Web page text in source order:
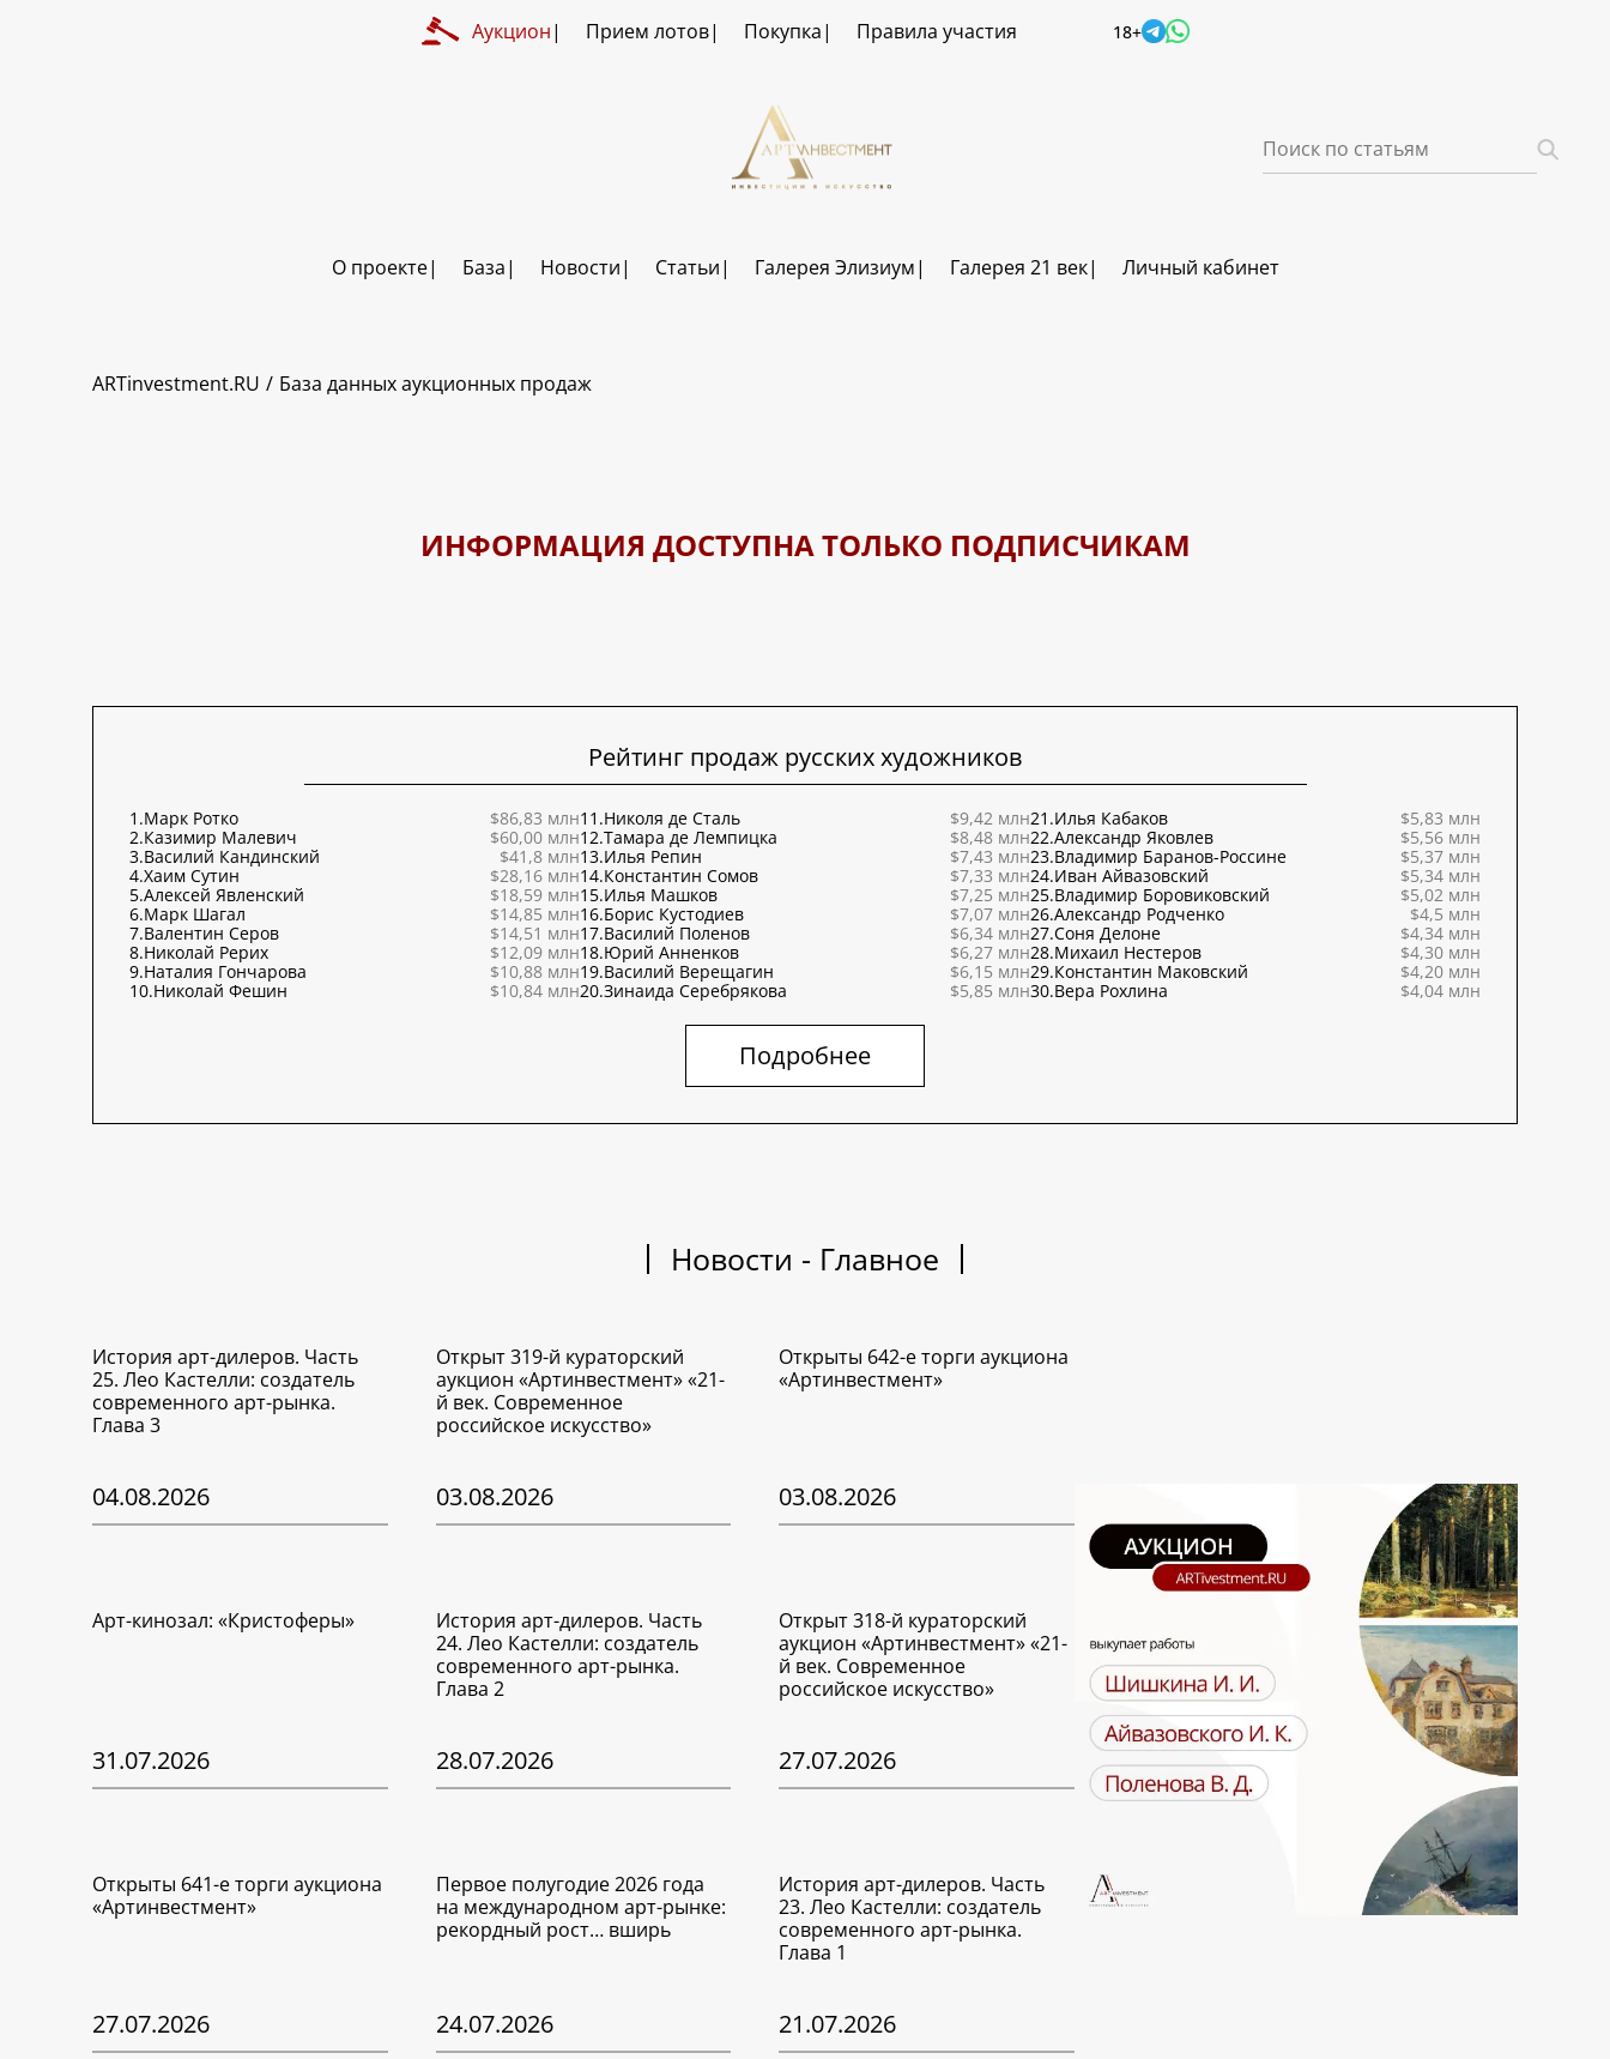
Аукцион Прием лотов Покупка Правила участия 18+
О проекте База Новости Статьи Галерея Элизиум Галерея 21 век Личный кабинет
ARTinvestment.RU База данных аукционных продаж
ИНФОРМАЦИЯ ДОСТУПНА ТОЛЬКО ПОДПИСЧИКАМ
Рейтинг продаж русских художников
1.Марк Ротко
$86,83 млн
2.Казимир Малевич
$60,00 млн
3.Василий Кандинский
$41,8 млн
4.Хаим Сутин
$28,16 млн
5.Алексей Явленский
$18,59 млн
6.Марк Шагал
$14,85 млн
7.Валентин Серов
$14,51 млн
8.Николай Рерих
$12,09 млн
9.Наталия Гончарова
$10,88 млн
10.Николай Фешин $10,84 млн
11.Николя де Сталь
$9,42 млн
12.Тамара де Лемпицка
$8,48 млн
13.Илья Репин
$7,43 млн
14.Константин Сомов
$7,33 млн
15.Илья Машков
$7,25 млн
16.Борис Кустодиев
$7,07 млн
17.Василий Поленов
$6,34 млн
18.Юрий Анненков
$6,27 млн
19.Василий Верещагин
$6,15 млн
20.Зинаида Серебрякова $5,85 млн
21.Илья Кабаков
$5,83 млн
22.Александр Яковлев
$5,56 млн
23.Владимир Баранов-Россине
$5,37 млн
24.Иван Айвазовский
$5,34 млн
25.Владимир Боровиковский
$5,02 млн
26.Александр Родченко
$4,5 млн
27.Соня Делоне
$4,34 млн
28.Михаил Нестеров
$4,30 млн
29.Константин Маковский
$4,20 млн
30.Вера Рохлина $4,04 млн
Подробнее
Новости - Главное
История арт-дилеров. Часть
25. Лео Кастелли: создатель
современного арт-рынка.
Глава 3
04.08.2026
Открыт 319-й кураторский
аукцион «Артинвестмент» «21-
й век. Современное
российское искусство»
03.08.2026
Открыты 642-е торги аукциона
«Артинвестмент»
03.08.2026
Арт-кинозал: «Кристоферы»
31.07.2026
История арт-дилеров. Часть
24. Лео Кастелли: создатель
современного арт-рынка.
Глава 2
28.07.2026
Открыт 318-й кураторский
аукцион «Артинвестмент» «21-
й век. Современное
российское искусство»
27.07.2026
Открыты 641-е торги аукциона
«Артинвестмент»
27.07.2026
Первое полугодие 2026 года
на международном арт-рынке:
рекордный рост… вширь
24.07.2026
История арт-дилеров. Часть
23. Лео Кастелли: создатель
современного арт-рынка.
Глава 1
21.07.2026